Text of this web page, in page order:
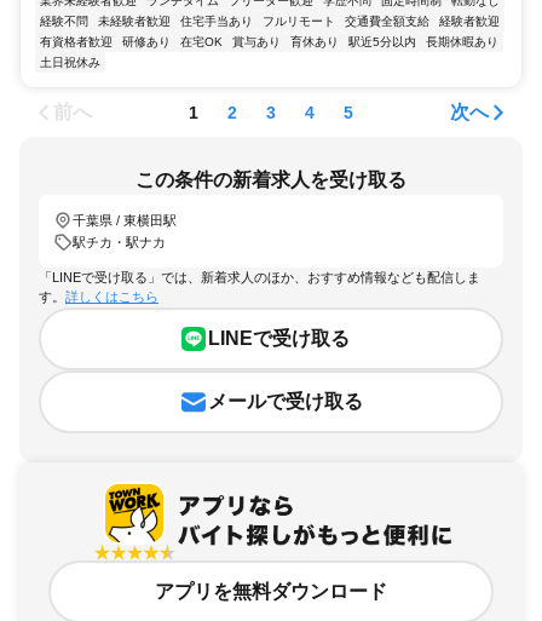
経験不問
未経験者歓迎 住宅手当あり フルリモート 交通費全額支給
経験者歓迎
有資格者歓迎
研修あり 在宅OK 賞与あり 育休あり 駅近5分以内
長期休暇あり
土日祝休み
前へ 1 2 3 4 5 次へ
この条件の新着求人を受け取る
千葉県 / 東横田駅
駅チカ・駅ナカ
「LINEで受け取る」では、新着求人のほか、おすすめ情報なども配信しま
す。 詳しくはこちら
LINEで受け取る
メールで受け取る
アプリを無料ダウンロード